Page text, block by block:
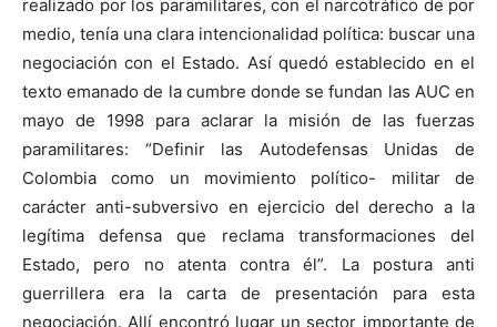
realizado por los paramilitares, con el narcotráfico de por
medio, tenía una clara intencionalidad política: buscar una
negociación con el Estado. Así quedó establecido en el
texto emanado de la cumbre donde se fundan las AUC en
mayo de 1998 para aclarar la misión de las fuerzas
paramilitares: “Definir las Autodefensas Unidas de
Colombia como un movimiento político- militar de
carácter anti-subversivo en ejercicio del derecho a la
legítima defensa que reclama transformaciones del
Estado, pero no atenta contra él”. La postura anti
guerrillera era la carta de presentación para esta
negociación. Allí encontró lugar un sector importante de